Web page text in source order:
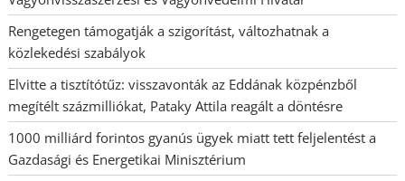
Rengetegen támogatják a szigorítást, változhatnak a
közlekedési szabályok
Elvitte a tisztítótűz: visszavonták az Eddának közpénzből
megítélt százmilliókat, Pataky Attila reagált a döntésre
1000 milliárd forintos gyanús ügyek miatt tett feljelentést a
Gazdasági és Energetikai Minisztérium